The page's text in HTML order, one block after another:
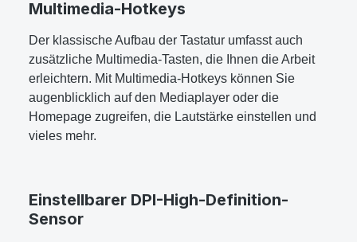
Multimedia-Hotkeys
Der klassische Aufbau der Tastatur umfasst auch
zusätzliche Multimedia-Tasten, die Ihnen die Arbeit
erleichtern. Mit Multimedia-Hotkeys können Sie
augenblicklich auf den Mediaplayer oder die
Homepage zugreifen, die Lautstärke einstellen und
vieles mehr.
Einstellbarer DPI-High-Definition-
Sensor